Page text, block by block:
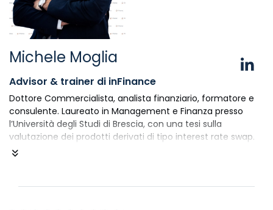
Michele Moglia
Advisor & trainer di inFinance
Dottore Commercialista, analista finanziario, formatore e
consulente. Laureato in Management e Finanza presso
l’Università degli Studi di Brescia, con una tesi sulla
valutazione dei prodotti derivati di tipo interest rate swap.
Si occupa della gestione dei rapporti tra banche ed
start-up. È co-autore del libro "In Dare o in Avere?".